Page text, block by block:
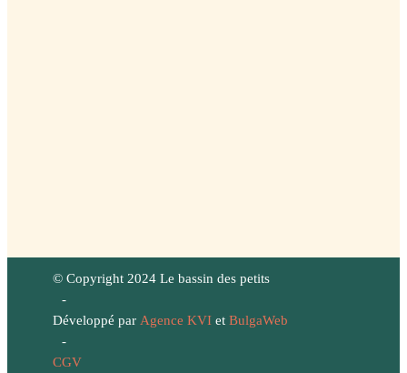
© Copyright 2024 Le bassin des petits
-
Développé par Agence KVIet BulgaWeb
-
CGV